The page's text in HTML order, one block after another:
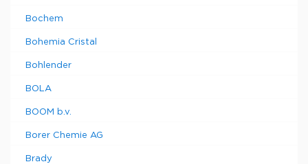
Bochem
Bohemia Cristal
Bohlender
BOLA
BOOM b.v.
Borer Chemie AG
Brady